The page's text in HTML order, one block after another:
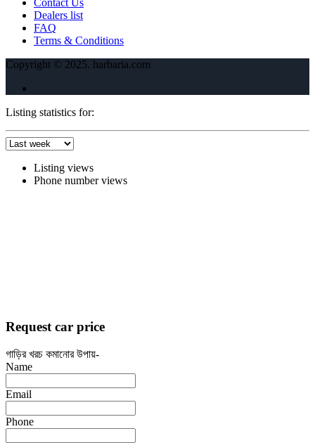
Dealers list
FAQ
Terms & Conditions
Copyright © 2025. harbaria.com
Listing statistics for:
Listing views
Phone number views
Request car price
গাড়ির খরচ কমানোর উপায়-
Name
Email
Phone